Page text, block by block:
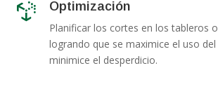
 Optimización
Planificar los cortes en los tableros
logrando que se maximice el uso
minimice el desperdicio.